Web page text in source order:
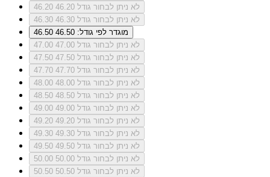
46.20
לא ניתן לבחור גודל 46.20
46.30
לא ניתן לבחור גודל 46.30
46.50
מוגדר לפי גודל: 46.50
47.00
לא ניתן לבחור גודל 47.00
47.50
לא ניתן לבחור גודל 47.50
47.70
לא ניתן לבחור גודל 47.70
48.00
לא ניתן לבחור גודל 48.00
48.50
לא ניתן לבחור גודל 48.50
49.00
לא ניתן לבחור גודל 49.00
49.20
לא ניתן לבחור גודל 49.20
49.30
לא ניתן לבחור גודל 49.30
49.50
לא ניתן לבחור גודל 49.50
50.00
לא ניתן לבחור גודל 50.00
50.50
לא ניתן לבחור גודל 50.50